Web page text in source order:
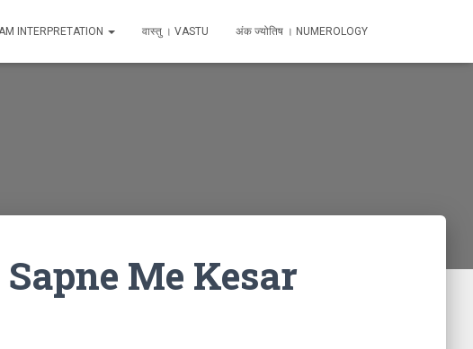
INTERPRETATION वास्तु । VASTU अंक ज्योतिष । NUMEROLOGY
Me Kesar